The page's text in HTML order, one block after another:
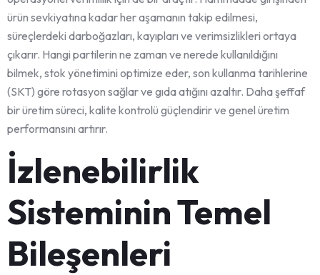
ürün sevkiyatına kadar her aşamanın takip edilmesi,
süreçlerdeki darboğazları, kayıpları ve verimsizlikleri ortaya
çıkarır. Hangi partilerin ne zaman ve nerede kullanıldığını
bilmek, stok yönetimini optimize eder, son kullanma tarihlerine
(SKT) göre rotasyon sağlar ve gıda atığını azaltır. Daha şeffaf
bir üretim süreci, kalite kontrolü güçlendirir ve genel üretim
performansını artırır.
İzlenebilirlik
Sisteminin Temel
Bileşenleri